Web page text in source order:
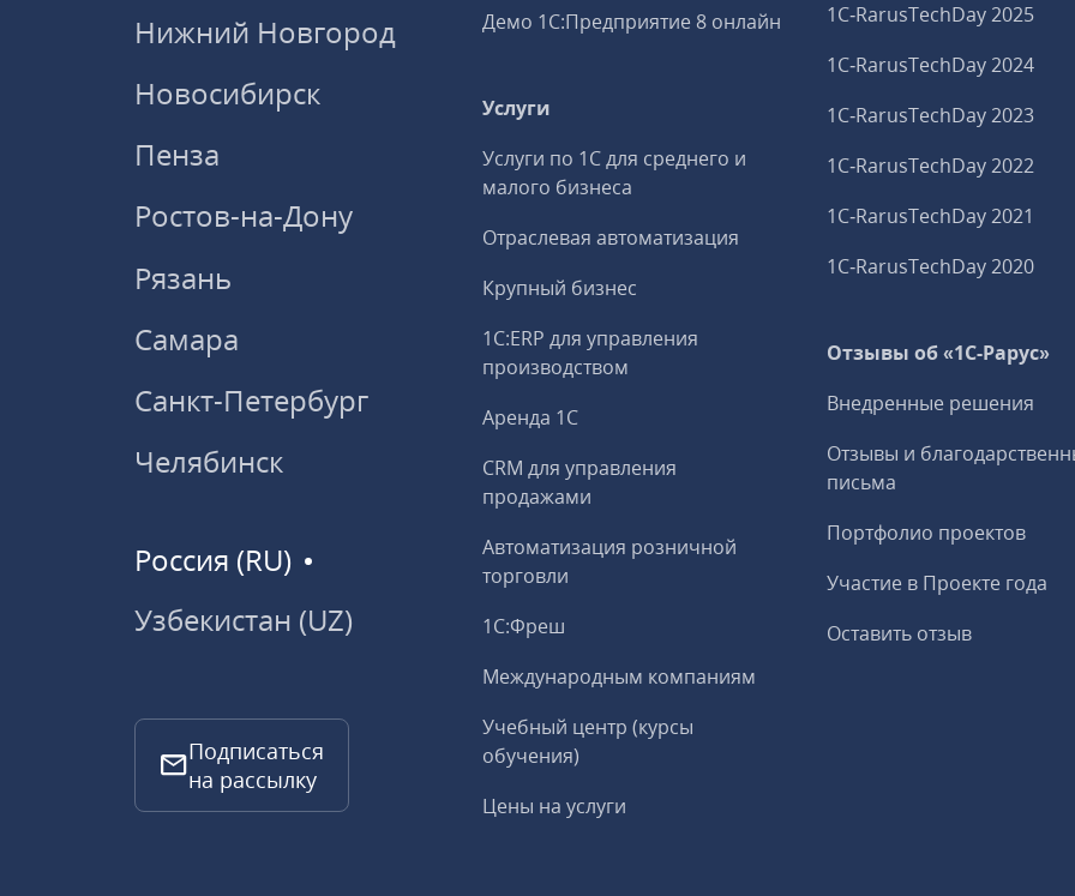
Нижний Новгород
Новосибирск
Пенза
Ростов-на-Дону
Рязань
Самара
Санкт-Петербург
Челябинск
Россия (RU)
Узбекистан (UZ)
Подписаться
на рассылку
Демо 1С:Предприятие 8 онлайн
Услуги
Услуги по 1С для среднего и
малого бизнеса
Отраслевая автоматизация
Крупный бизнес
1С:ERP для управления
производством
Аренда 1С
CRM для управления
продажами
Автоматизация розничной
торговли
1С:Фреш
Международным компаниям
Учебный центр (курсы
обучения)
Цены на услуги
1C‑RarusTechDay 2025
1C‑RarusTechDay 2024
1C‑RarusTechDay 2023
1C‑RarusTechDay 2022
1C‑RarusTechDay 2021
1C‑RarusTechDay 2020
Отзывы об «1С-Рарус»
Внедренные решения
Отзывы и
письма
Портфолио проектов
Участие в Проекте года
Оставить отзыв